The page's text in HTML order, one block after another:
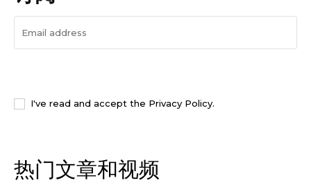
I've read and accept the Privacy Policy.
热门文章和视频